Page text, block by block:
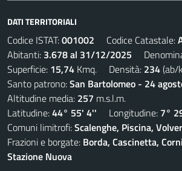
DATI TERRITORIALI
Codice ISTAT:001002 Codice Catastale:
Abitanti: 3.678 al 31/12/2025
Superficie: 15,74 Kmq. Densità: 234(ab/
Santo patrono:San Bartolomeo - 24
Altitudine media: 257 m.s.l.m.
Latitudine:44° 55' 4'' Longitudine: 7°
Comuni limitrofi:Scalenghe, Piscina,
Frazioni e borgate: Borda, Cascinetta,
Stazione Nuova